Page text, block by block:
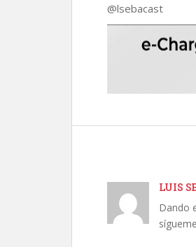
@lsebacast
LUIS
Dando